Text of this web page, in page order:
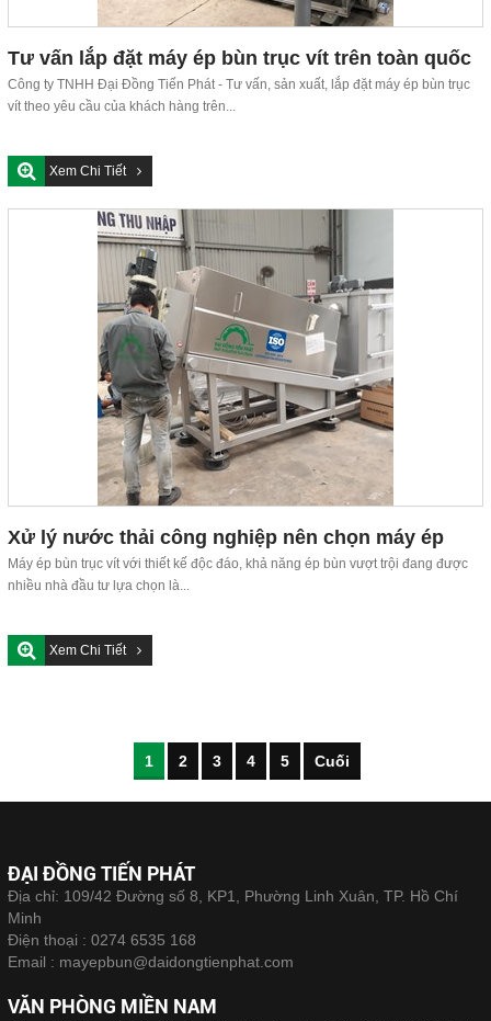
Tư vấn lắp đặt máy ép bùn trục vít trên toàn quốc
Công ty TNHH Đại Đồng Tiến Phát - Tư vấn, sản xuất, lắp đặt máy ép bùn trục
vít theo yêu cầu của khách hàng trên...
Xem Chi Tiết
Xử lý nước thải công nghiệp nên chọn máy ép
bùn nào?
Máy ép bùn trục vít với thiết kế độc đáo, khả năng ép bùn vượt trội đang được
nhiều nhà đầu tư lựa chọn là...
Xem Chi Tiết
1 2 3 4 5 Cuối
ĐẠI ĐỒNG TIẾN PHÁT
Địa chỉ: 109/42 Đường số 8, KP1, Phường Linh Xuân, TP. Hồ Chí
Minh
Điện thoại : 0274 6535 168
Email : mayepbun@daidongtienphat.com
VĂN PHÒNG MIỀN NAM